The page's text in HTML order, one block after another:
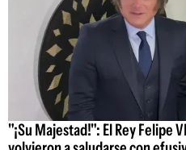
"¡Su Majestad!": El Rey Felipe